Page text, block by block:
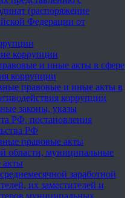
(распоряжение
Федерации от
коррупции
и иные акты в сфере
коррупции
правовые и иные акты в
коррупции
законы, указы
РФ, постановления
РФ
правовые акты
области, муниципальные
акты
заработной
их заместителей и
муниципальных